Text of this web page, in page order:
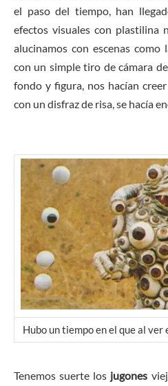
el paso del tiempo, han
efectos visuales con plastilina
alucinamos con escenas como
con un simple tiro de cámara
fondo y figura, nos hacían
con un disfraz de risa, se hacía
Hubo un tiempo en el que al ver
Tenemos suerte los jugones